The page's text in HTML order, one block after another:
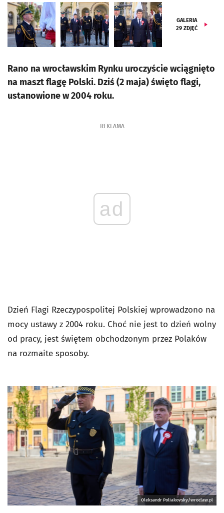
GALERIA
29 ZDJĘĆ
Rano na wrocławskim Rynku uroczyście wciągnięto
na maszt flagę Polski. Dziś (2 maja) święto flagi,
ustanowione w 2004 roku.
REKLAMA
ad
Dzień Flagi Rzeczypospolitej Polskiej wprowadzono na
mocy ustawy z 2004 roku. Choć nie jest to dzień wolny
od pracy, jest świętem obchodzonym przez Polaków
na rozmaite sposoby.
Oleksandr Poliakovsky/wroclaw.pl